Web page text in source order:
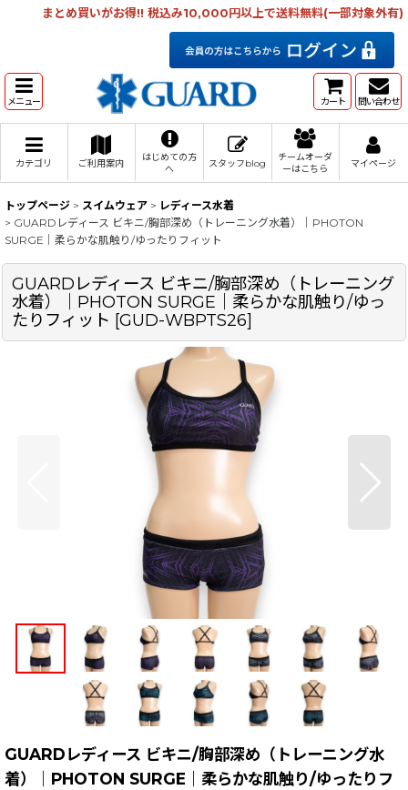
まとめ買いがお得!! 税込み10,000円以上で送料無料(一部対象外有)
メニュー カート 問い合わせ
カテゴリ ご利用案内
はじめての方
へ
スタッフblog
チームオーダ
ーはこちら
マイページ
トップページ > スイムウェア > レディース水着
> GUARDレディース ビキニ/胸部深め（トレーニング水着）｜PHOTON
SURGE｜柔らかな肌触り/ゆったりフィット
GUARDレディース ビキニ/胸部深め（トレーニング
水着）｜PHOTON SURGE｜柔らかな肌触り/ゆっ
たりフィット [GUD-WBPTS26]
GUARDレディース ビキニ/胸部深め（トレーニング水
着）｜PHOTON SURGE｜柔らかな肌触り/ゆったりフ